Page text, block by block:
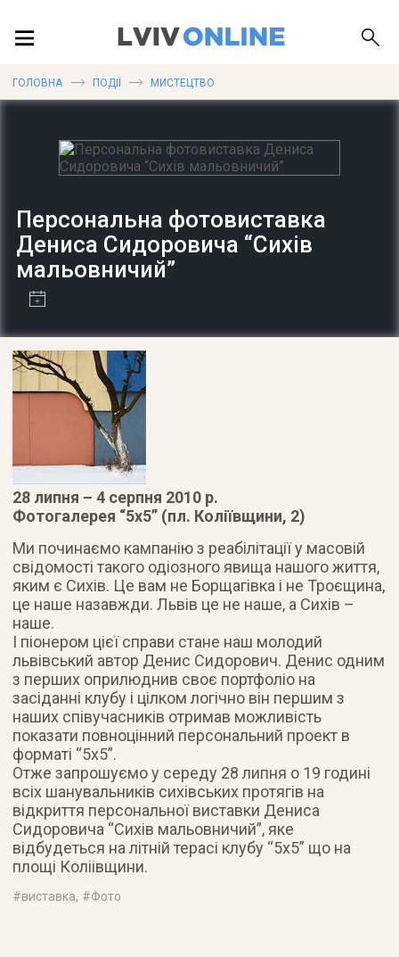
ПУБЛІКАЦІЇ
ГОЛОВНА ПОДІЇ МИСТЕЦТВО
Персональна фотовиставка
Дениса Сидоровича “Сихів
мальовничий”
28 липня – 4 серпня 2010 р.
Фотогалерея “5х5” (пл. Коліївщини, 2)
Ми починаємо кампанію з реабілітації у масовій
свідомості такого одіозного явища нашого життя,
яким є Сихів. Це вам не Борщагівка і не Троєщина,
це наше назавжди. Львів це не наше, а Сихів –
наше.
І піонером цієї справи стане наш молодий
львівський автор Денис Сидорович. Денис одним
з перших оприлюднив своє портфоліо на
засіданні клубу і цілком логічно він першим з
наших співучасників отримав можливість
показати повноцінний персональний проект в
форматі “5х5”.
Отже запрошуємо у середу 28 липня о 19 годині
всіх шанувальників сихівських протягів на
відкриття персональної виставки Дениса
Сидоровича “Сихів мальовничий”, яке
відбудеться на літній терасі клубу “5х5” що на
площі Коліівщини.
#виставка, #Фото